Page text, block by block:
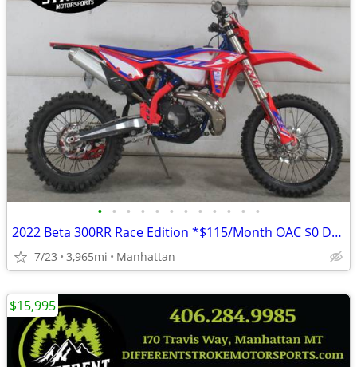
• • • • • • • • • • • •
2022 Beta 300RR Race Edition *$115/Month OAC $0 Down*
7/23 3,965mi Manhattan
$15,995